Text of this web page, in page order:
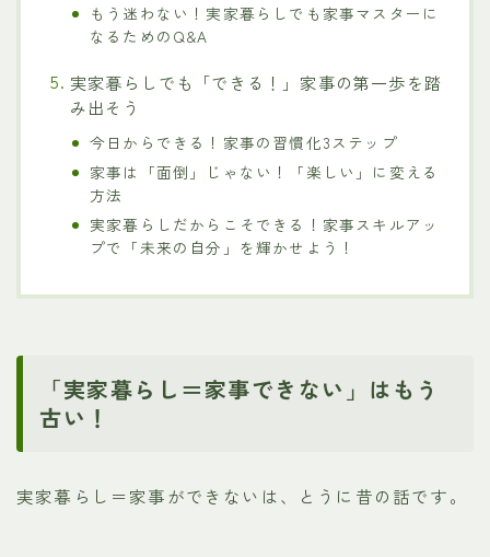
もう迷わない！実家暮らしでも家事マスターに
なるためのQ&A
実家暮らしでも「できる！」家事の第一歩を踏
み出そう
今日からできる！家事の習慣化3ステップ
家事は「面倒」じゃない！「楽しい」に変える
方法
実家暮らしだからこそできる！家事スキルアッ
プで「未来の自分」を輝かせよう！
「実家暮らし＝家事できない」はもう
古い！
実家暮らし＝家事ができないは、とうに昔の話です。